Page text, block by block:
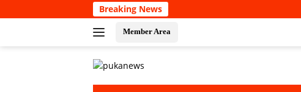
ke
Breaking News
Member Area